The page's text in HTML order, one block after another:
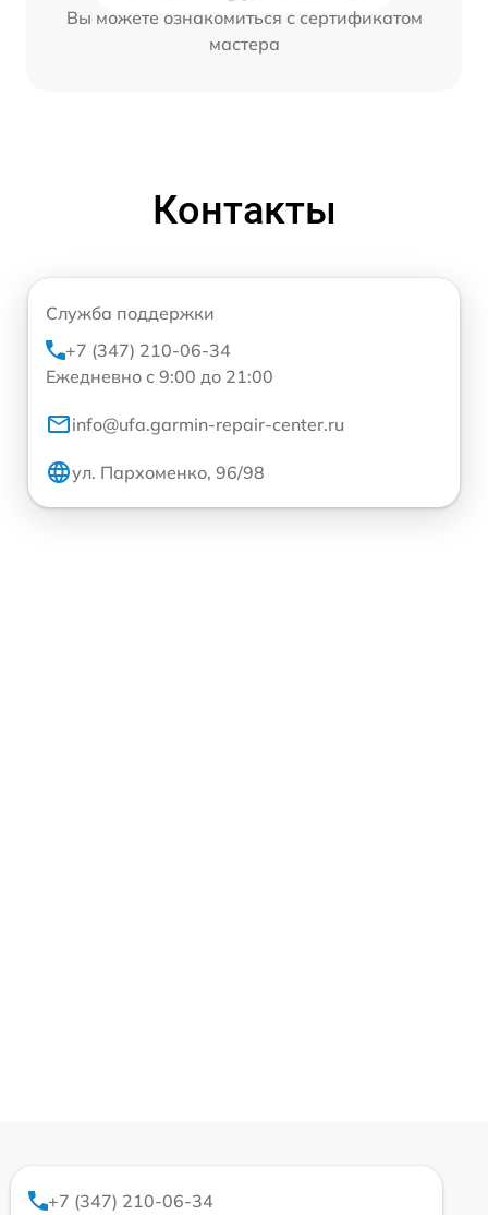
Вы можете ознакомиться с сертификатом
мастера
Контакты
Служба поддержки
+7 (347) 210-06-34
Ежедневно с 9:00 до 21:00
info@ufa.garmin-repair-center.ru
ул. Пархоменко, 96/98
+7 (347) 210-06-34